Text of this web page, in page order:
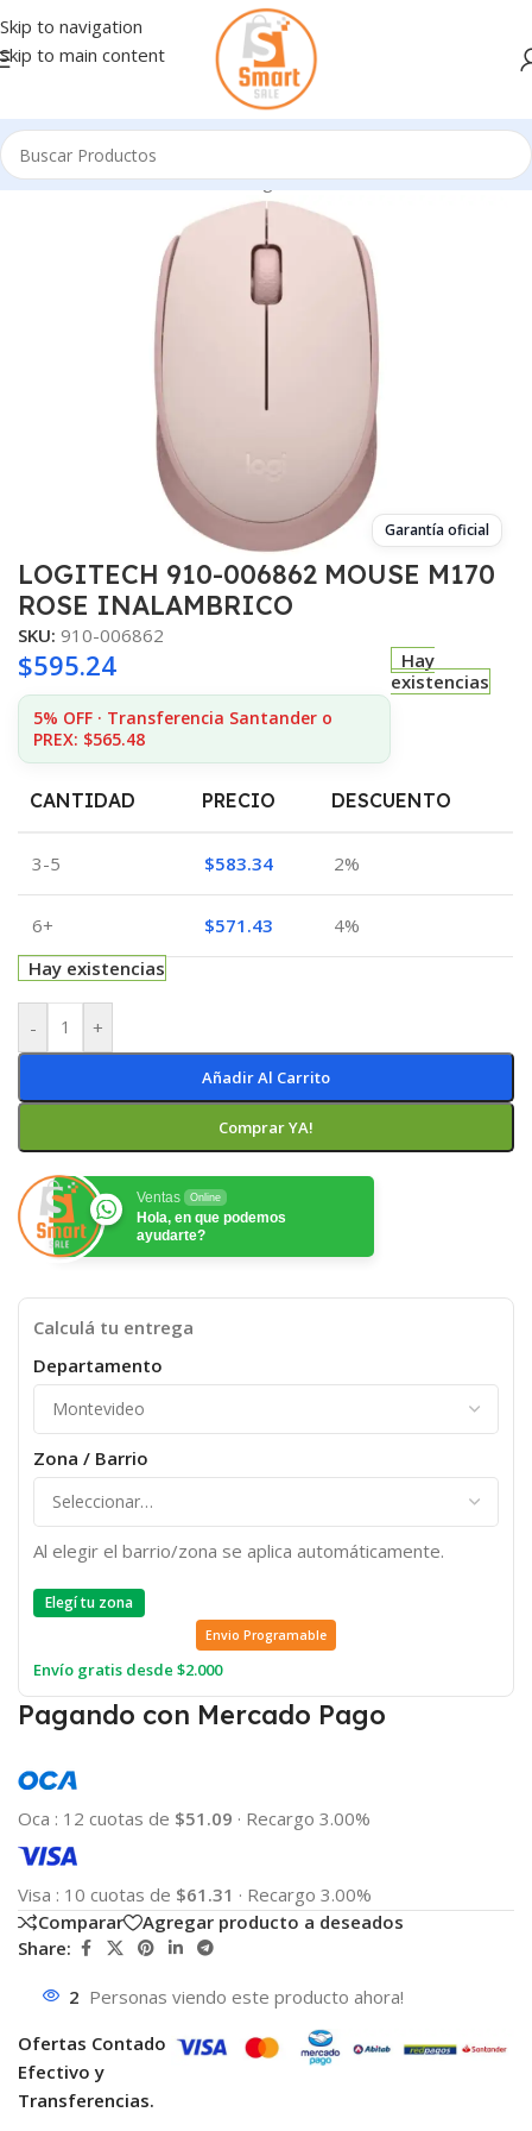
Skip to navigation
Skip to main content
Inicio/Mouse - Pad - Tablet Digital/INALAMBRICOS
Garantía oficial
LOGITECH 910-006862 MOUSE M170
ROSE INALAMBRICO
SKU: 910-006862
$595.24
5% OFF · Transferencia Santander o
PREX: $565.48
Hay
existencias
CANTIDAD PRECIO DESCUENTO
3-5 $583.34 2%
6+ $571.43
4%
Hay existencias
- +
Añadir Al Carrito
Comprar YA!
Ventas Online
Hola, en que podemos
ayudarte?
Calculá tu entrega
Departamento
Zona / Barrio
Al elegir el barrio/zona se aplica automáticamente.
Elegí tu zona
Envio Programable
Envío gratis desde $2.000
Pagando con Mercado Pago
Oca : 12 cuotas de $51.09 · Recargo 3.00%
Visa : 10 cuotas de $61.31 · Recargo 3.00%
Comparar
Agregar producto a deseados
Share:
2 Personas viendo este producto ahora!
Ofertas Contado
Efectivo y
Transferencias.